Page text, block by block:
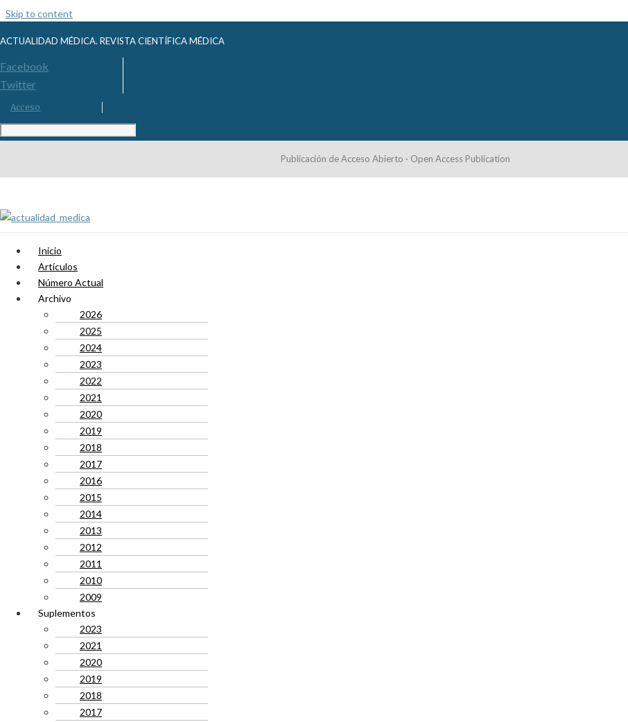
Skip to content
ACTUALIDAD MÉDICA. REVISTA CIENTÍFICA MÉDICA
Facebook
Twitter
Acceso
Publicación de Acceso Abierto · Open Access Publication
Inicio
Artículos
Número Actual
Archivo
2026
2025
2024
2023
2022
2021
2020
2019
2018
2017
2016
2015
2014
2013
2012
2011
2010
2009
Suplementos
2023
2021
2020
2019
2018
2017